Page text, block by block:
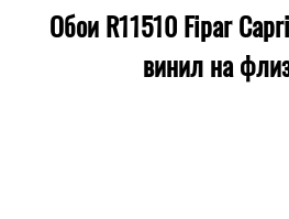
Обои R11510 Fipar
винил на